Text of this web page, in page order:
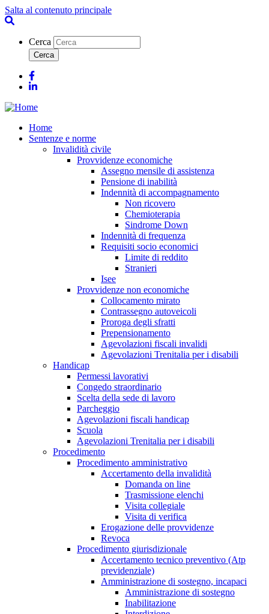
Salta al contenuto principale
Cerca
Facebook
Linkedin
Home
Sentenze e norme
Invalidità civile
Provvidenze economiche
Assegno mensile di assistenza
Pensione di inabilità
Indennità di accompagnamento
Non ricovero
Chemioterapia
Sindrome Down
Indennità di frequenza
Requisiti socio economici
Limite di reddito
Stranieri
Isee
Provvidenze non economiche
Collocamento mirato
Contrassegno autoveicoli
Proroga degli sfratti
Prepensionamento
Agevolazioni fiscali invalidi
Agevolazioni Trenitalia per i disabili
Handicap
Permessi lavorativi
Congedo straordinario
Scelta della sede di lavoro
Parcheggio
Agevolazioni fiscali handicap
Scuola
Agevolazioni Trenitalia per i disabili
Procedimento
Procedimento amministrativo
Accertamento della invalidità
Domanda on line
Trasmissione elenchi
Visita collegiale
Visita di verifica
Erogazione delle provvidenze
Revoca
Procedimento giurisdizionale
Accertamento tecnico preventivo (Atp
previdenziale)
Amministrazione di sostegno, incapaci
Amministrazione di sostegno
Inabilitazione